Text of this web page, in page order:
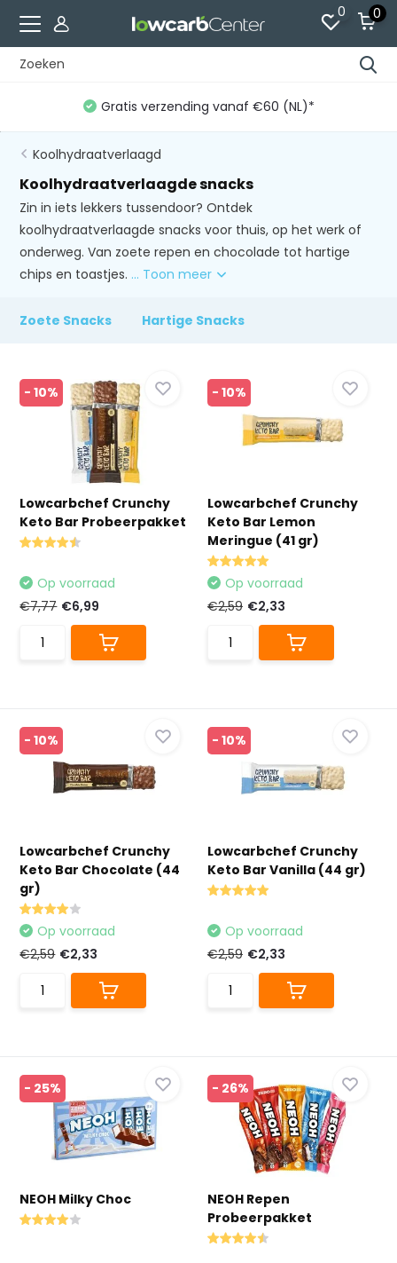
0 0
Gratis verzending vanaf €60 (NL)*
Koolhydraatverlaagd
Koolhydraatverlaagde snacks
Zin in iets lekkers tussendoor? Ontdek
koolhydraatverlaagde snacks voor thuis, op het werk of
onderweg. Van zoete repen en chocolade tot hartige
chips en toastjes. ... Toon meer
Zoete Snacks Hartige Snacks
- 10%
Lowcarbchef Crunchy
Keto Bar Probeerpakket
Op voorraad
€7,77 €6,99
- 10%
Lowcarbchef Crunchy
Keto Bar Lemon
Meringue (41 gr)
Op voorraad
€2,59 €2,33
- 10%
Lowcarbchef Crunchy
Keto Bar Chocolate (44
gr)
Op voorraad
€2,59 €2,33
- 10%
Lowcarbchef Crunchy
Keto Bar Vanilla (44 gr)
Op voorraad
€2,59 €2,33
- 25%
NEOH Milky Choc
- 26%
NEOH Repen
Probeerpakket